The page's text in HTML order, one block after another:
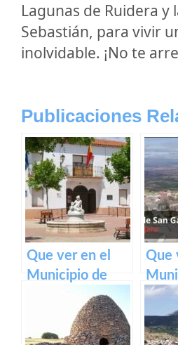
Lagunas de Ruidera y
Sebastián, para vivir
inolvidable. ¡No te
Publicaciones
Que ver en el
Municipio de
Casas de Benítez
en Castilla La
Mancha
Que